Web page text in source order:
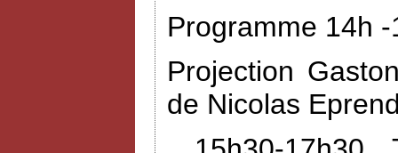
Programme 14h
Projection
de Nicolas